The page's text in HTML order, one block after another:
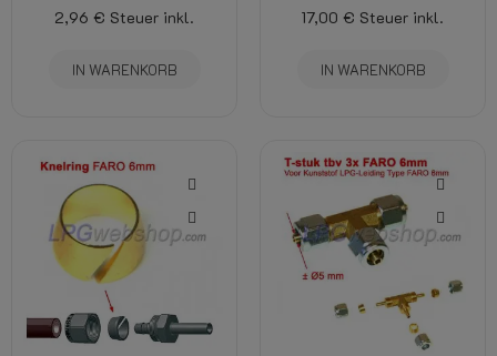
2,96 € Steuer inkl.
IN WARENKORB
17,00 € Steuer inkl.
IN WARENKORB